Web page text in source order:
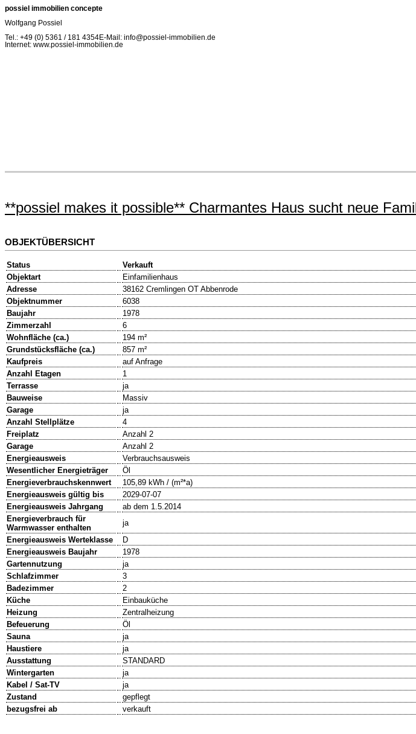
possiel immobilien concepte
Wolfgang Possiel
Tel.: +49 (0) 5361 / 181 4354E-Mail: info@possiel-immobilien.de
Internet: www.possiel-immobilien.de
**possiel makes it possible** Charmantes Haus sucht neue
OBJEKTÜBERSICHT
Status
Verkauft
Objektart
Einfamilienhaus
Adresse
38162 Cremlingen OT Abbenrode
Objektnummer
6038
Baujahr
1978
Zimmerzahl
6
Wohnfläche (ca.)
194 m²
Grundstücksfläche (ca.)
857 m²
Kaufpreis
auf Anfrage
Anzahl Etagen
1
Terrasse
ja
Bauweise
Massiv
Garage
ja
Anzahl Stellplätze
4
Freiplatz
Anzahl 2
Garage
Anzahl 2
Energieausweis
Verbrauchsausweis
Wesentlicher Energieträger
Öl
Energieverbrauchskennwert
105,89 kWh / (m²*a)
Energieausweis gültig bis
2029-07-07
Energieausweis Jahrgang
ab dem 1.5.2014
Energieverbrauch für
Warmwasser enthalten
ja
Energieausweis Werteklasse
D
Energieausweis Baujahr
1978
Gartennutzung
ja
Schlafzimmer
3
Badezimmer
2
Küche
Einbauküche
Heizung
Zentralheizung
Befeuerung
Öl
Sauna
ja
Haustiere
ja
Ausstattung
STANDARD
Wintergarten
ja
Kabel / Sat-TV
ja
Zustand
gepflegt
bezugsfrei ab
verkauft